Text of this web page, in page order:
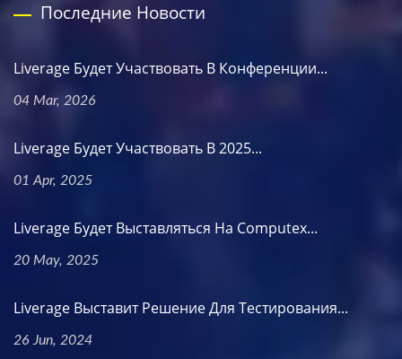
Последние Новости
Liverage Будет Участвовать В Конференции...
04 Mar, 2026
Liverage Будет Участвовать В 2025...
01 Apr, 2025
Liverage Будет Выставляться На Computex...
20 May, 2025
Liverage Выставит Решение Для Тестирования...
26 Jun, 2024